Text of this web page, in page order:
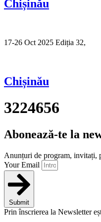
Chișinău
17-26 Oct 2025 Ediția 32,
Chișinău
3224656
Abonează-te la
Anunțuri de program, invitați,
Your Email
Submit
Prin înscrierea la Newsletter